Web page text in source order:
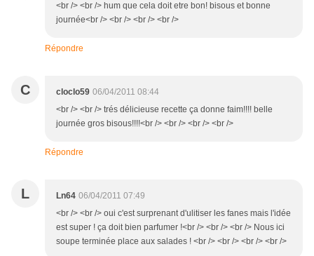
<br /> <br /> hum que cela doit etre bon! bisous et bonne
journée<br /> <br /> <br /> <br />
Répondre
C cloclo59 06/04/2011 08:44
<br /> <br /> trés délicieuse recette ça donne faim!!!! belle
journée gros bisous!!!!<br /> <br /> <br /> <br />
Répondre
L Ln64 06/04/2011 07:49
<br /> <br /> oui c'est surprenant d'ulitiser les fanes mais l'idée
est super ! ça doit bien parfumer !<br /> <br /> <br /> Nous ici
soupe terminée place aux salades ! <br /> <br /> <br /> <br />